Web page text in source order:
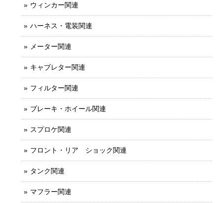
ウィンカー関連
ハーネス・電装関連
メーター関連
キャブレター関連
フィルター関連
ブレーキ・ホイール関連
スプロケ関連
フロント・リア ショック関連
タンク関連
マフラー関連